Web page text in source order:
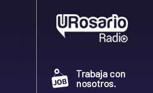
Trabaja con
nosotros.